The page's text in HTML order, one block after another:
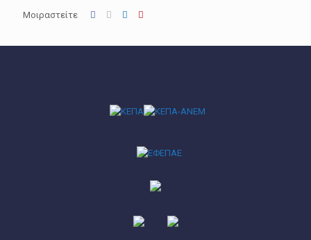
Μοιραστείτε